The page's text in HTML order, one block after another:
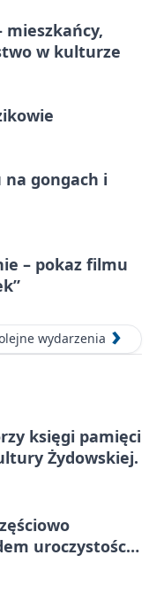
mieszkańcy,
w kulturze
na gongach i
– pokaz filmu
wydarzenia
księgi pamięci
Żydowskiej.
uroczystości